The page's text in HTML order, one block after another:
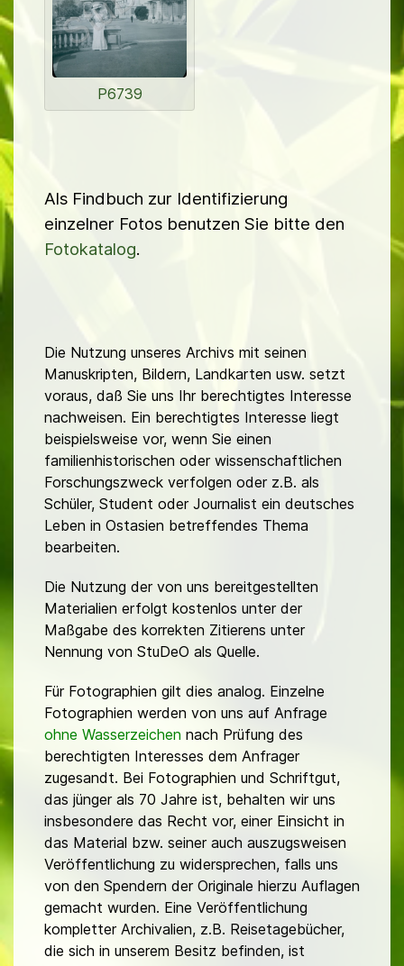
P6739
Als Findbuch zur Identifizierung
einzelner Fotos benutzen Sie bitte den
Fotokatalog.
Die Nutzung unseres Archivs mit seinen
Manuskripten, Bildern, Landkarten usw. setzt
voraus, daß Sie uns Ihr berechtigtes Interesse
nachweisen. Ein berechtigtes Interesse liegt
beispielsweise vor, wenn Sie einen
familienhistorischen oder wissenschaftlichen
Forschungszweck verfolgen oder z.B. als
Schüler, Student oder Journalist ein deutsches
Leben in Ostasien betreffendes Thema
bearbeiten.
Die Nutzung der von uns bereitgestellten
Materialien erfolgt kostenlos unter der
Maßgabe des korrekten Zitierens unter
Nennung von StuDeO als Quelle.
Für Fotographien gilt dies analog. Einzelne
Fotographien werden von uns auf Anfrage
ohne Wasserzeichen nach Prüfung des
berechtigten Interesses dem Anfrager
zugesandt. Bei Fotographien und Schriftgut,
das jünger als 70 Jahre ist, behalten wir uns
insbesondere das Recht vor, einer Einsicht in
das Material bzw. seiner auch auszugsweisen
Veröffentlichung zu widersprechen, falls uns
von den Spendern der Originale hierzu Auflagen
gemacht wurden. Eine Veröffentlichung
kompletter Archivalien, z.B. Reisetagebücher,
die sich in unserem Besitz befinden, ist